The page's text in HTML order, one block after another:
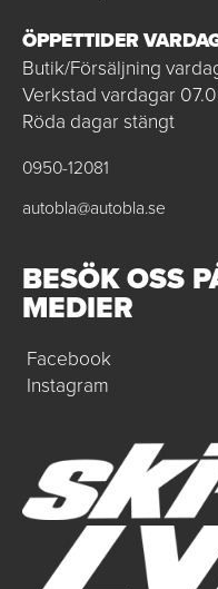
ÖPPETTIDER
Butik/Försäljning
Verkstad vardagar
Röda dagar stängt
0950-12081
autobla@autobla.se
BESÖK OSS
MEDIER
Facebook
Instagram